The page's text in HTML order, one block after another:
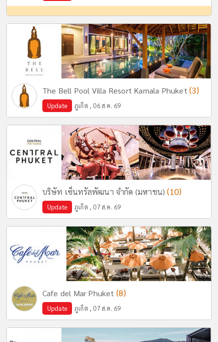
The Bell Pool Villa Resort Kamala Phuket (3)
Update ภูเก็ต , 06 ส.ค. 69
บริษัท เซ็นทรัลพัฒนา จำกัด (มหาชน)(10)
Update ภูเก็ต , 07 ส.ค. 69
Cafe del Mar Phuket (8)
Update ภูเก็ต , 07 ส.ค. 69